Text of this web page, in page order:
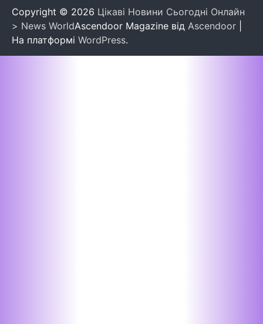
Copyright © 2026 Цікаві Новини Сьогодні Онлайн
> News WorldAscendoor Magazine від Ascendoor
На платформі WordPress.